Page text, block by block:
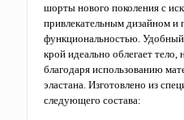
шорты нового поколения с
привлекательным дизайном и
функциональностью.
крой идеально облегает тело,
благодаря использованию
эластана. Изготовлено из
следующего состава: